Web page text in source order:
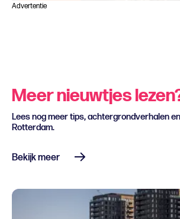
Advertentie
Meer nieuwtjes
Lees nog meer tips, achtergrondverhalen
Rotterdam.
Bekijk meer